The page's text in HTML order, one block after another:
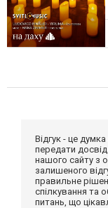
Відгук - це
передати
нашого сайту з
залишеного
правильне
спілкування та
питань, що